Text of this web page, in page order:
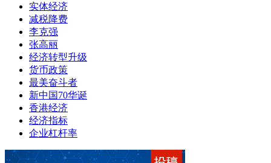
实体经济
减税降费
李克强
张高丽
经济转型升级
货币政策
最美奋斗者
新中国70华诞
香港经济
经济指标
企业杠杆率